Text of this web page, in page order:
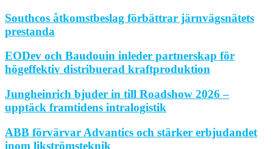
Southcos åtkomstbeslag förbättrar järnvägsnätets
prestanda
EODev och Baudouin inleder partnerskap för
högeffektiv distribuerad kraftproduktion
Jungheinrich bjuder in till Roadshow 2026 –
upptäck framtidens intralogistik
ABB förvärvar Advantics och stärker erbjudandet
inom likströmsteknik